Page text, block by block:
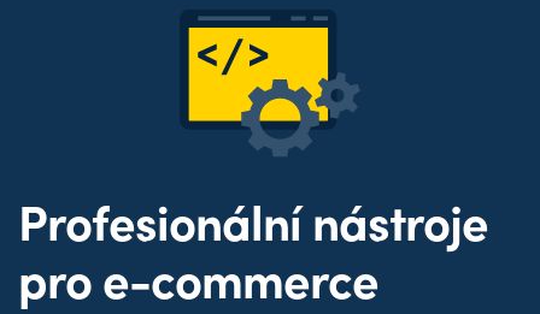
Profesionální nástroje
proe-commerce